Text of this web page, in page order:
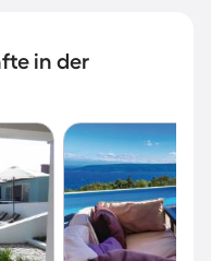
in der